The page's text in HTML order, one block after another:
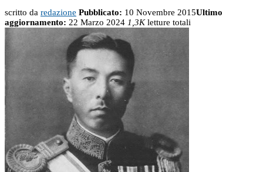
scritto da redazione Pubblicato: 10 Novembre 2015Ultimo
aggiornamento: 22 Marzo 2024 1,3Kletture totali